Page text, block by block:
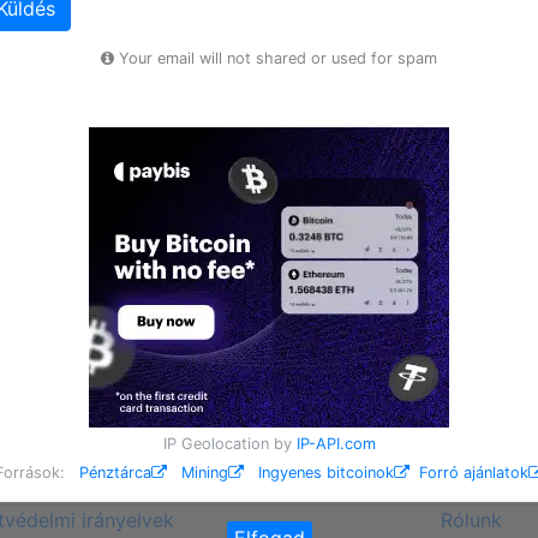
Your email will not shared or used for spam
IP Geolocation by IP-API.com
Pénztárca Mining Ingyenes bitcoinok Forró ajánlatok
irányelvek Rólunk